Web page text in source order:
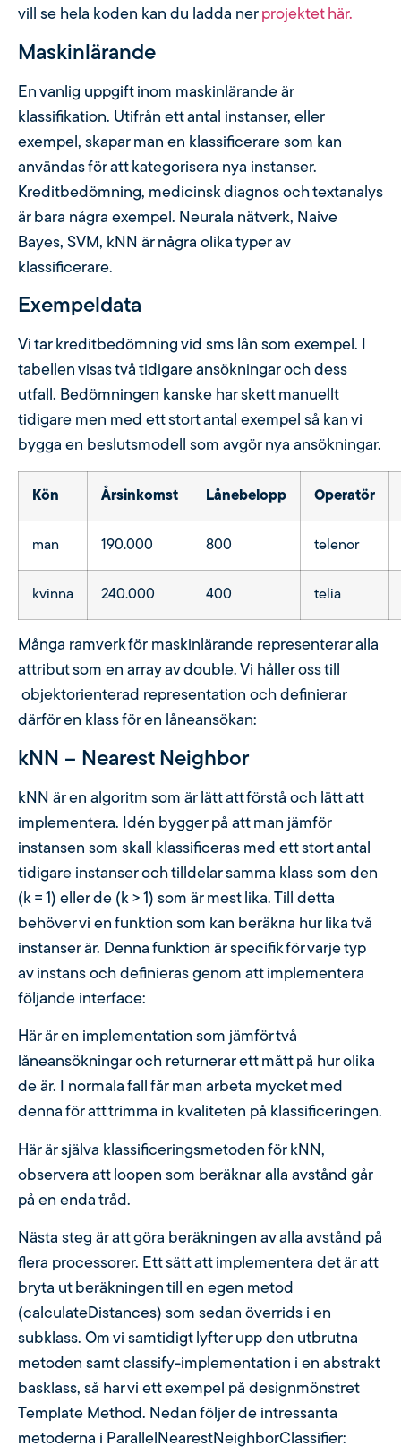
vill se hela koden kan du ladda ner projektet här.
Maskinlärande
En vanlig uppgift inom maskinlärande är
klassifikation. Utifrån ett antal instanser, eller
exempel, skapar man en klassificerare som kan
användas för att kategorisera nya instanser.
Kreditbedömning, medicinsk diagnos och textanalys
är bara några exempel. Neurala nätverk, Naive
Bayes, SVM, kNN är några olika typer av
klassificerare.
Exempeldata
Vi tar kreditbedömning vid sms lån som exempel. I
tabellen visas två tidigare ansökningar och dess
utfall. Bedömningen kanske har skett manuellt
tidigare men med ett stort antal exempel så kan vi
bygga en beslutsmodell som avgör nya ansökningar.
Kön Årsinkomst Lånebelopp Operatör
man 190.000 800 telenor
kvinna 240.000 400 telia
Många ramverk för maskinlärande representerar alla
attribut som en array av double. Vi håller oss till
objektorienterad representation och definierar
därför en klass för en låneansökan:
kNN – Nearest Neighbor
kNN är en algoritm som är lätt att förstå och lätt att
implementera. Idén bygger på att man jämför
instansen som skall klassificeras med ett stort antal
tidigare instanser och tilldelar samma klass som den
(k = 1) eller de (k > 1) som är mest lika. Till detta
behöver vi en funktion som kan beräkna hur lika två
instanser är. Denna funktion är specifik för varje typ
av instans och definieras genom att implementera
följande interface:
Här är en implementation som jämför två
låneansökningar och returnerar ett mått på hur olika
de är. I normala fall får man arbeta mycket med
denna för att trimma in kvaliteten på klassificeringen.
Här är själva klassificeringsmetoden för kNN,
observera att loopen som beräknar alla avstånd går
på en enda tråd.
Nästa steg är att göra beräkningen av alla avstånd på
flera processorer. Ett sätt att implementera det är att
bryta ut beräkningen till en egen metod
(calculateDistances) som sedan överrids i en
subklass. Om vi samtidigt lyfter upp den utbrutna
metoden samt classify-implementation i en abstrakt
basklass, så har vi ett exempel på designmönstret
Template Method. Nedan följer de intressanta
metoderna i ParallelNearestNeighborClassifier: